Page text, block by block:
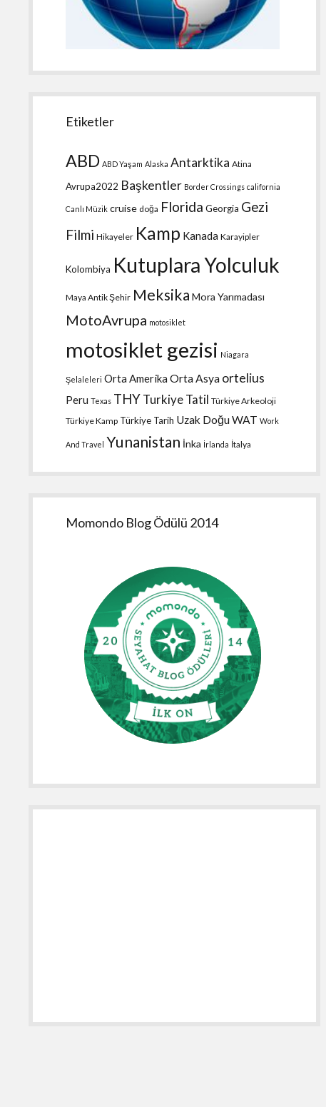
Etiketler
ABD ABD Yaşam Alaska Antarktika Atina
Avrupa2022 Başkentler Border Crossings california
Canlı Müzik cruise doğa Florida Georgia Gezi
Filmi Hikayeler Kamp Kanada Karayipler
Kolombiya Kutuplara Yolculuk
Maya Antik Şehir Meksika Mora Yarımadası
MotoAvrupa motosiklet
motosiklet gezisi Niagara
Şelaleleri Orta Amerika Orta Asya ortelius
Peru Texas THYTurkiye Tatil Türkiye Arkeoloji
Türkiye Kamp Türkiye Tarih Uzak DoğuWAT Work
And Travel Yunanistan İnka İrlanda İtalya
Momondo Blog Ödülü 2014